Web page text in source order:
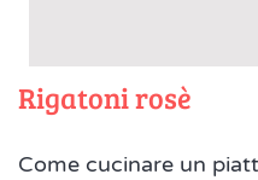
Rigatoni rosè
Come cucinare un